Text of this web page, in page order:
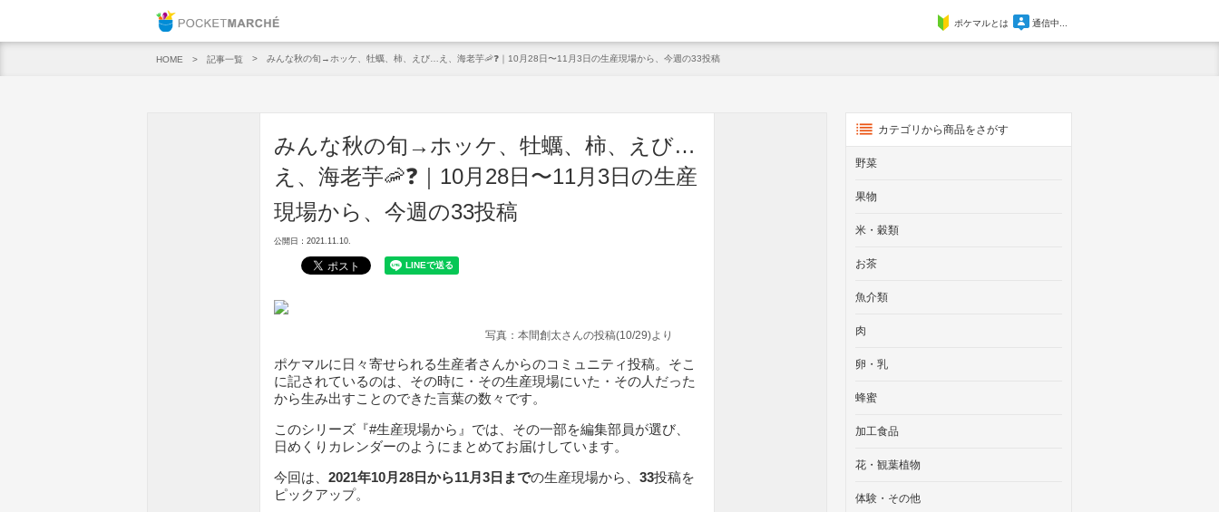
ポケマルとは 通信中...
HOME 記事一覧 みんな秋の旬→ホッケ、牡蠣、柿、えび…え、海老芋🦐❓️｜10月28日〜11月3日の生産現場から、今週の33投稿
みんな秋の旬→ホッケ、牡蠣、柿、えび…
え、海老芋🦐❓️｜10月28日〜11月3日の生産
現場から、今週の33投稿
公開日：2021.11.10.
写真：本間創太さんの投稿(10/29)より
ポケマルに日々寄せられる生産者さんからのコミュニティ投稿。そこ
に記されているのは、その時に・その生産現場にいた・その人だった
から生み出すことのできた言葉の数々です。
このシリーズ『#生産現場から』では、その一部を編集部員が選び、
日めくりカレンダーのようにまとめてお届けしています。
今回は、 2021年10月28日から11月3日までの生産現場から、 33投稿を
ピックアップ。
カテゴリから商品をさがす
野菜
果物
米・穀類
お茶
魚介類
肉
卵・乳
蜂蜜
加工食品
花・観葉植物
体験・その他